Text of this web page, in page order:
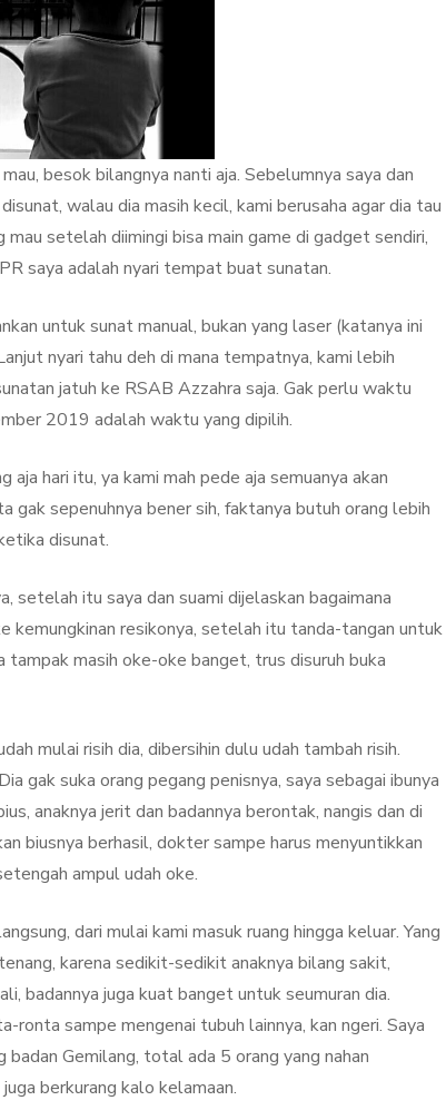
besok bilangnya nanti aja. Sebelumnya saya dan
walau dia masih kecil, kami berusaha agar dia tau
setelah diimingi bisa main game di gadget sendiri,
saya adalah nyari tempat buat sunatan.
untuk sunat manual, bukan yang laser (katanya ini
nyari tahu deh di mana tempatnya, kami lebih
jatuh ke RSAB Azzahra saja. Gak perlu waktu
2019 adalah waktu yang dipilih.
aja hari itu, ya kami mah pede aja semuanya akan
gak sepenuhnya bener sih, faktanya butuh orang lebih
disunat.
setelah itu saya dan suami dijelaskan bagaimana
kemungkinan resikonya, setelah itu tanda-tangan untuk
masih oke-oke banget, trus disuruh buka
mulai risih dia, dibersihin dulu udah tambah risih.
gak suka orang pegang penisnya, saya sebagai ibunya
anaknya jerit dan badannya berontak, nangis dan di
biusnya berhasil, dokter sampe harus menyuntikkan
ampul udah oke.
dari mulai kami masuk ruang hingga keluar. Yang
karena sedikit-sedikit anaknya bilang sakit,
badannya juga kuat banget untuk seumuran dia.
sampe mengenai tubuh lainnya, kan ngeri. Saya
Gemilang, total ada 5 orang yang nahan
berkurang kalo kelamaan.